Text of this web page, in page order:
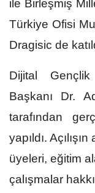
ile Birleşmiş
Türkiye Ofisi
Dragisic de
Dijital Gençlik
Başkanı Dr.
tarafından
yapıldı.
üyeleri, eğitim
çalışmalar